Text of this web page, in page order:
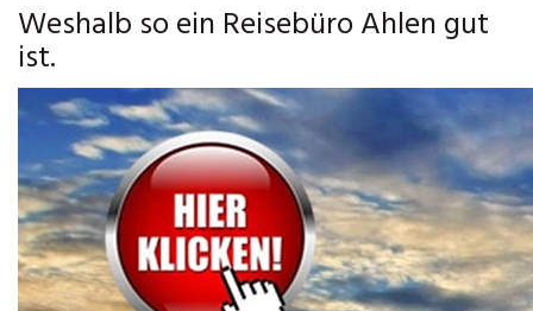
Weshalb so ein Reisebüro Ahlen gut
ist.